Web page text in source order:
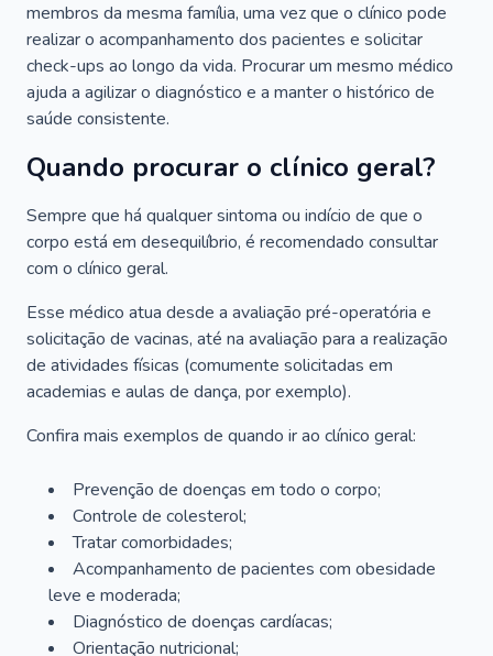
membros da mesma família, uma vez que o clínico pode
realizar o acompanhamento dos pacientes e solicitar
check-ups ao longo da vida. Procurar um mesmo médico
ajuda a agilizar o diagnóstico e a manter o histórico de
saúde consistente.
Quando procurar o clínico geral?
Sempre que há qualquer sintoma ou indício de que o
corpo está em desequilíbrio, é recomendado consultar
com o clínico geral.
Esse médico atua desde a avaliação pré-operatória e
solicitação de vacinas, até na avaliação para a realização
de atividades físicas (comumente solicitadas em
academias e aulas de dança, por exemplo).
Confira mais exemplos de quando ir ao clínico geral:
Prevenção de doenças em todo o corpo;
Controle de colesterol;
Tratar comorbidades;
Acompanhamento de pacientes com obesidade
leve e moderada;
Diagnóstico de doenças cardíacas;
Orientação nutricional;